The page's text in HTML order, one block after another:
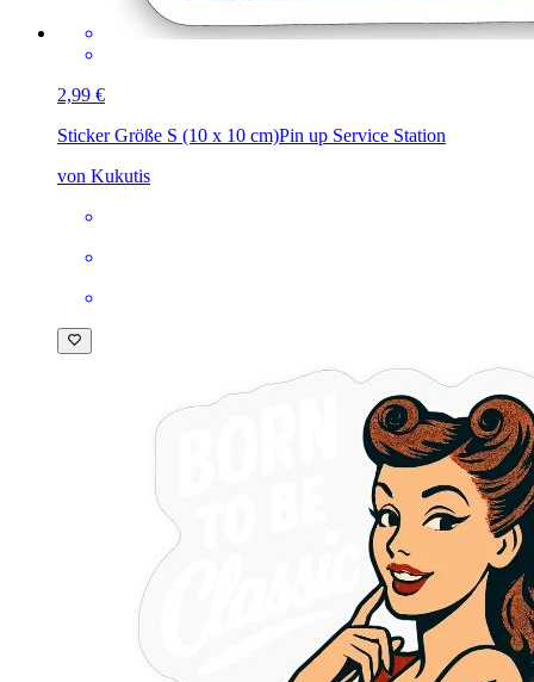
2,99 €
Sticker Größe S (10 x 10 cm)Pin up Service Station
von Kukutis